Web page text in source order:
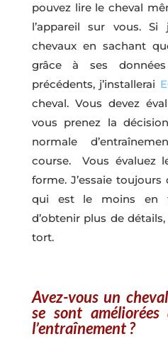
pouvez lire le cheval
l’appareil sur vous.
chevaux en sachant
grâce à ses
précédents, j’installerai
cheval. Vous devez
vous prenez la
normale
course. Vous évaluez
forme. J’essaie
qui est le moins en
d’obtenir plus de
tort.
Avez-vous un
se sont
l’entraînement ?